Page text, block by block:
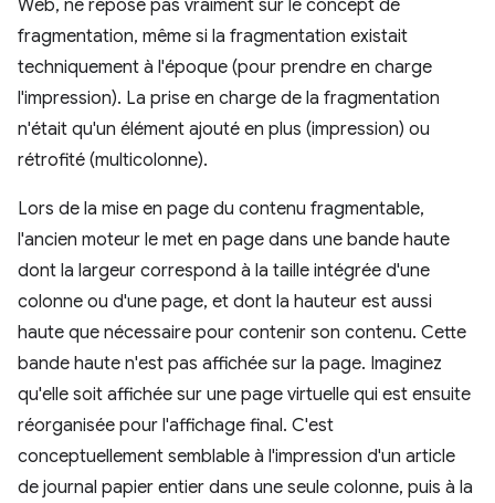
Web, ne repose pas vraiment sur le concept de
fragmentation, même si la fragmentation existait
techniquement à l'époque (pour prendre en charge
l'impression). La prise en charge de la fragmentation
n'était qu'un élément ajouté en plus (impression) ou
rétrofité (multicolonne).
Lors de la mise en page du contenu fragmentable,
l'ancien moteur le met en page dans une bande haute
dont la largeur correspond à la taille intégrée d'une
colonne ou d'une page, et dont la hauteur est aussi
haute que nécessaire pour contenir son contenu. Cette
bande haute n'est pas affichée sur la page. Imaginez
qu'elle soit affichée sur une page virtuelle qui est ensuite
réorganisée pour l'affichage final. C'est
conceptuellement semblable à l'impression d'un article
de journal papier entier dans une seule colonne, puis à la